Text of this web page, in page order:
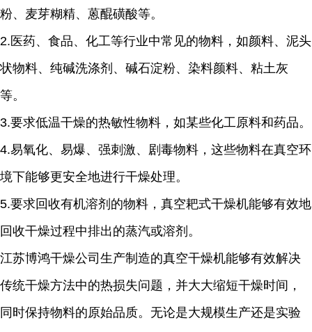
粉、麦芽糊精、蒽醌磺酸等。
2. 医药、食品、化工等行业中常见的物料，如颜料、泥头
状物料、纯碱洗涤剂、碱石淀粉、染料颜料、粘土灰
等。
3.要求低温干燥的热敏性物料，如某些化工原料和药品。
4.易氧化、易爆、强刺激、剧毒物料，这些物料在真空环
境下能够更安全地进行干燥处理。
5.要求回收有机溶剂的物料，真空耙式干燥机能够有效地
回收干燥过程中排出的蒸汽或溶剂。
江苏博鸿干燥公司生产制造的真空干燥机能够有效解决
传统干燥方法中的热损失问题，并大大缩短干燥时间，
同时保持物料的原始品质。无论是大规模生产还是实验